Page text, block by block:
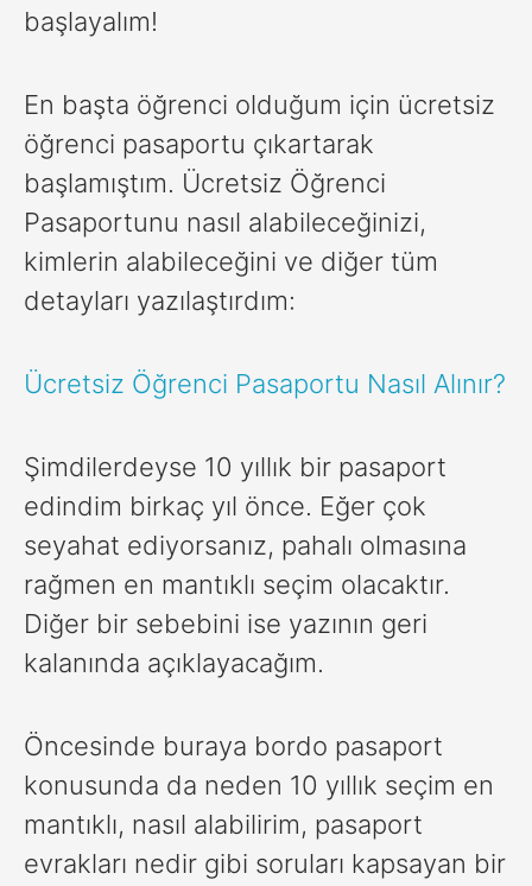
başlayalım!
En başta öğrenci olduğum için ücretsiz
öğrenci pasaportu çıkartarak
başlamıştım. Ücretsiz Öğrenci
Pasaportunu nasıl alabileceğinizi,
kimlerin alabileceğini ve diğer tüm
detayları yazılaştırdım:
Ücretsiz Öğrenci Pasaportu Nasıl Alınır?
Şimdilerdeyse 10 yıllık bir pasaport
edindim birkaç yıl önce. Eğer çok
seyahat ediyorsanız, pahalı olmasına
rağmen en mantıklı seçim olacaktır.
Diğer bir sebebini ise yazının geri
kalanında açıklayacağım.
Öncesinde buraya bordo pasaport
konusunda da neden 10 yıllık seçim en
mantıklı, nasıl alabilirim, pasaport
evrakları nedir gibi soruları kapsayan bir